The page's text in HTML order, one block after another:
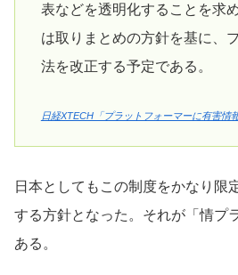
表などを透明化することを求
は取りまとめの方針を基に、
法を改正する予定である。
日経XTECH「プラットフォーマーに有害情
日本としてもこの制度をかなり限
する方針となった。それが「情プ
ある。